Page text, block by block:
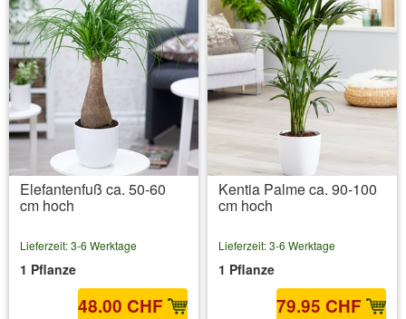
Elefantenfuß ca. 50-60
cm hoch
Lieferzeit: 3-6 Werktage
1 Pflanze
48.00 CHF
Kentia Palme ca. 90-100
cm hoch
Lieferzeit: 3-6 Werktage
1 Pflanze
79.95 CHF